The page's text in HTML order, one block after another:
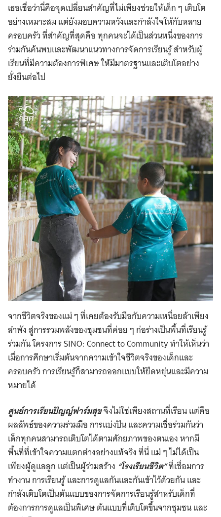
เธอเชื่อว่านี่คือจุดเปลี่ยนสำคัญที่ไม่เพียงช่วยให้เด็ก ๆ เติบโต
อย่างเหมาะสม แต่ยังมอบความหวังและกำลังใจให้กับหลาย
ครอบครัว ที่สำคัญที่สุดคือ ทุกคนจะได้เป็นส่วนหนึ่งของการ
ร่วมกันค้นพบและพัฒนาแนวทางการจัดการเรียนรู้ สำหรับผู้
เรียนที่มีความต้องการพิเศษ ให้มีมาตรฐานและเติบโตอย่าง
ยั่งยืนต่อไป
จากชีวิตจริงของแม่ ๆ ที่เคยต้องรับมือกับความเหนื่อยล้าเพียง
ลำพัง สู่การรวมพลังของชุมชนที่ค่อย ๆ ก่อร่างเป็นพื้นที่เรียนรู้
ร่วมกัน โครงการ SINO: Connect to Community ทำให้เห็นว่า
เมื่อการศึกษาเริ่มต้นจากความเข้าใจชีวิตจริงของเด็กและ
ครอบครัว การเรียนรู้ก็สามารถออกแบบให้ยืดหยุ่นและมีความ
หมายได้
ศูนย์การเรียนปัญญ์ฟาร์มสุขจึงไม่ใช่เพียงสถานที่เรียน แต่คือ
ผลลัพธ์ของความร่วมมือ การแบ่งปัน และความเชื่อร่วมกันว่า
เด็กทุกคนสามารถเติบโตได้ตามศักยภาพของตนเอง หากมี
พื้นที่ที่เข้าใจความแตกต่างอย่างแท้จริง ที่นี่ แม่ ๆ ไม่ได้เป็น
เพียงผู้ดูแลลูก แต่เป็นผู้ร่วมสร้าง “โรงเรียนชีวิต”ที่เชื่อมการ
ทำงาน การเรียนรู้ และการดูแลกันและกันเข้าไว้ด้วยกัน และ
กำลังเติบโตเป็นต้นแบบของการจัดการเรียนรู้สำหรับเด็กที่
ต้องการการดูแลเป็นพิเศษ ต้นแบบที่เติบโตขึ้นจากชุมชน และ